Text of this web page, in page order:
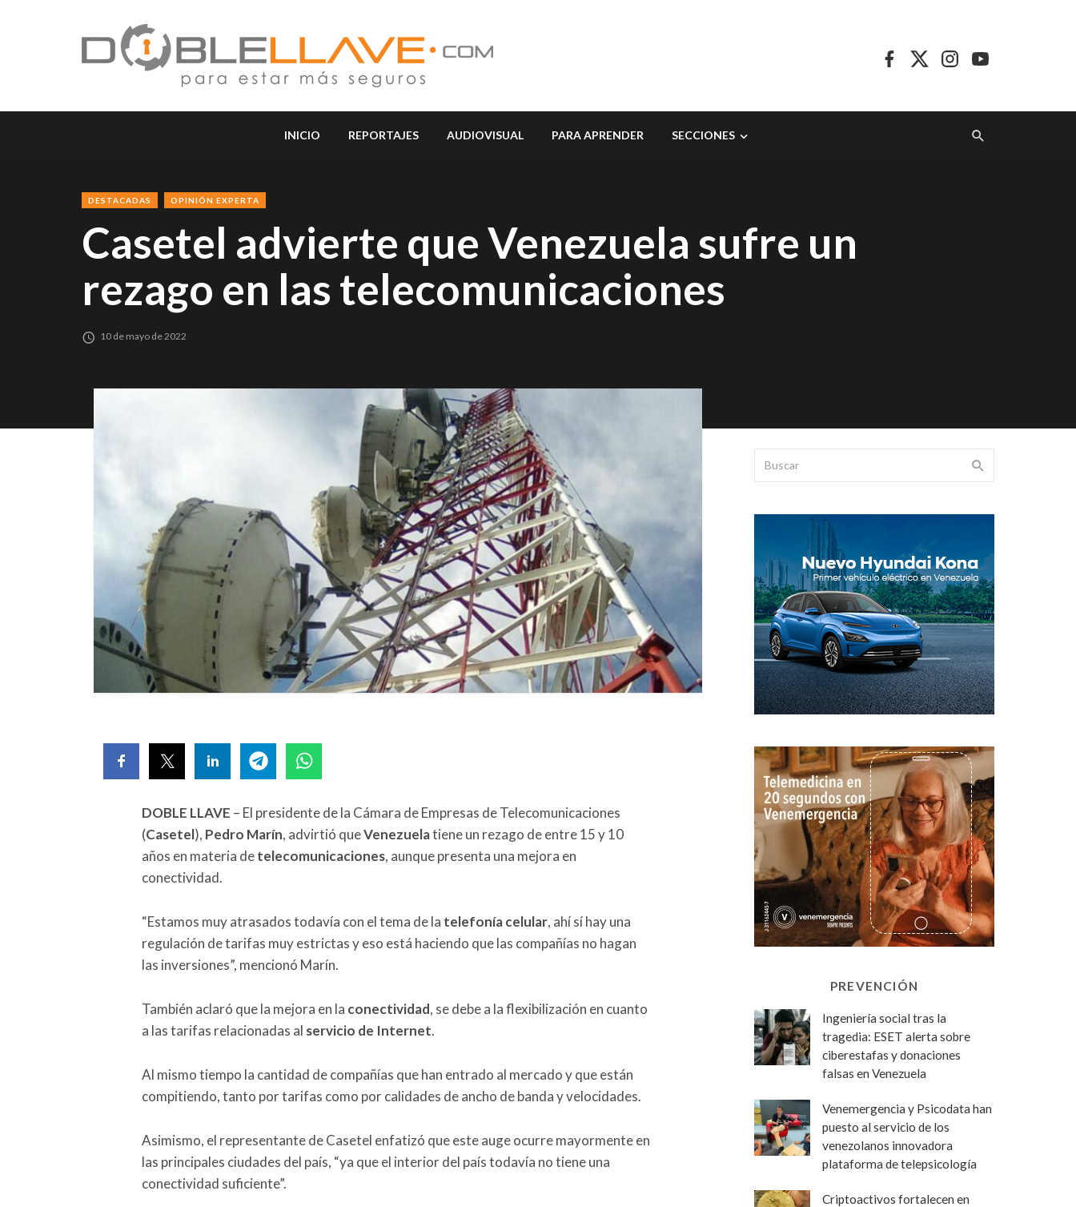
INICIO REPORTAJES AUDIOVISUAL PARA APRENDER SECCIONES
DESTACADAS OPINIÓN EXPERTA
Casetel advierte que Venezuela sufre un
rezago en las telecomunicaciones
10 de mayo de 2022
DOBLE LLAVE – El presidente de la Cámara de Empresas de Telecomunicaciones
(Casetel), Pedro Marín, advirtió queVenezuelatiene un rezago de entre 15 y 10
años en materia detelecomunicaciones, aunque presenta una mejora en
conectividad.
“Estamos muy atrasados todavía con el tema de la telefonía celular, ahí sí hay una
regulación de tarifas muy estrictas y eso está haciendo que las compañías no hagan
las inversiones”, mencionó Marín.
También aclaró que la mejora en la conectividad, se debe a la flexibilización en cuanto
a las tarifas relacionadas al servicio de Internet.
Al mismo tiempo la cantidad de compañías que han entrado al mercado y que están
compitiendo, tanto por tarifas como por calidades de ancho de banda y velocidades.
Asimismo, el representante de Casetel enfatizó que este auge ocurre mayormente en
las principales ciudades del país, “ya que el interior del país todavía no tiene una
conectividad suficiente”.
PREVENCIÓN
Ingeniería social tras la
tragedia: ESET alerta sobre
ciberestafas y donaciones
falsas en Venezuela
Venemergencia y Psicodata han
puesto al servicio de los
venezolanos innovadora
plataforma de telepsicología
Criptoactivos fortalecen en